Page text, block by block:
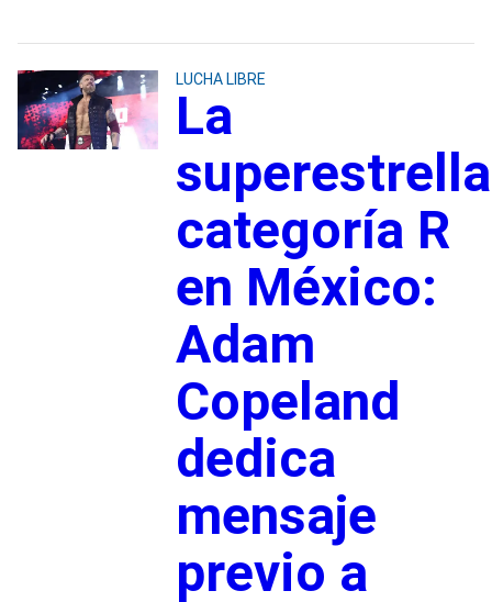
LUCHA LIBRE
La
superestrella
categoría R
en México:
Adam
Copeland
dedica
mensaje
previo a